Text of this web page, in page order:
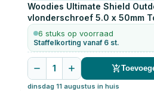
Woodies Ultimate Shield
vlonderschroef 5.0 x 50mm
200
stuks
6 stuks op voorraad
Staffelkorting vanaf 6 st.
1
dinsdag 11 augustus in huis